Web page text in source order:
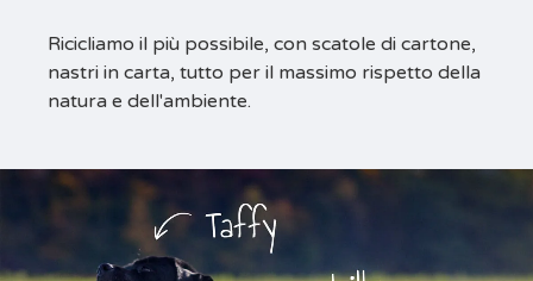
Ricicliamo il più possibile, con scatole di cartone,
nastri in carta, tutto per il massimo rispetto della
natura e dell'ambiente.